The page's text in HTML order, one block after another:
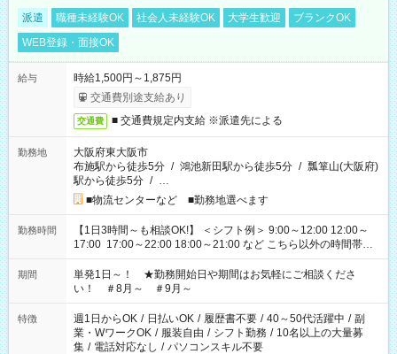
派遣 職種未経験OK 社会人未経験OK 大学生歓迎
ブランクOK
WEB登録・面接OK
給与
時給1,500円～1,875円
交通費別途支給あり
交通費 ■ 交通費規定内支給 ※派遣先による
勤務地
大阪府東大阪市
布施駅から徒歩5分 / 鴻池新田駅から徒歩5分 / 瓢箪山(大阪府)
駅から徒歩5分 / …
■物流センターなど ■勤務地選べます
勤務時間
【1日3時間～も相談OK!】 ＜シフト例＞ 9:00～12:00 12:00～
17:00 17:00～22:00 18:00～21:00 など こちら以外の時間帯も
お気軽にご相談ください！
期間
単発1日～！ ★勤務開始日や期間はお気軽にご相談くださ
い！ ＃8月～ ＃9月～
特徴 週1日からOK / 日払いOK / 履歴書不要 / 40～50代活躍中 / 副
業・WワークOK / 服装自由 / シフト勤務 / 10名以上の大量募
集 / 電話対応なし / パソコンスキル不要